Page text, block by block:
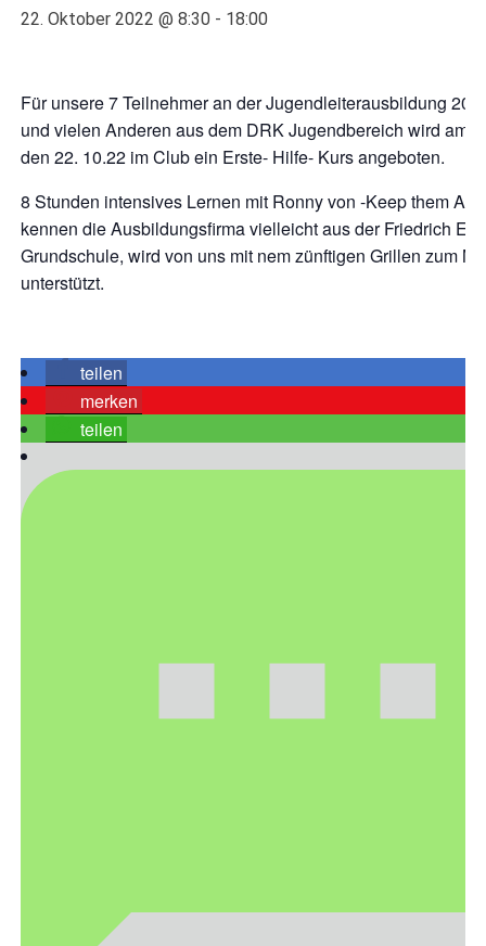
22. Oktober 2022 @ 8:30 - 18:00
Für unsere 7 Teilnehmer an der Jugendleiterausbildung
und vielen Anderen aus dem DRK Jugendbereich wird am
den 22. 10.22 im Club ein Erste- Hilfe- Kurs angeboten.
8 Stunden intensives Lernen mit Ronny von -Keep them
kennen die Ausbildungsfirma vielleicht aus der Friedrich
Grundschule, wird von uns mit nem zünftigen Grillen zum
unterstützt.
teilen
merken
teilen